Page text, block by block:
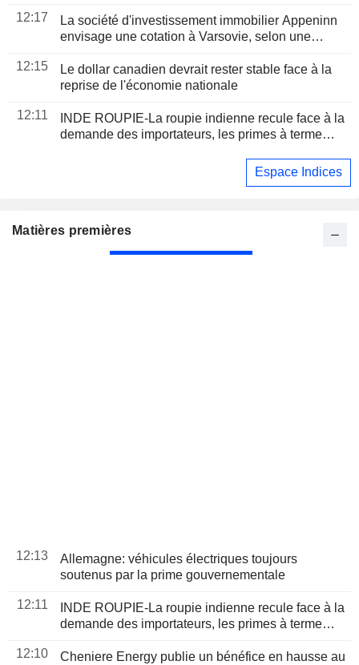
12:17
La société d'investissement immobilier Appeninn
envisage une cotation à Varsovie, selon une
12:15
Le dollar canadien devrait rester stable face à la
reprise de l'économie nationale
12:11
INDE ROUPIE-La roupie indienne recule face à la
demande des importateurs, les primes à terme
Espace Indices
Matières premières
12:13
Allemagne: véhicules électriques toujours
soutenus par la prime gouvernementale
12:11
INDE ROUPIE-La roupie indienne recule face à la
demande des importateurs, les primes à terme
12:10
Cheniere Energy publie un bénéfice en hausse au